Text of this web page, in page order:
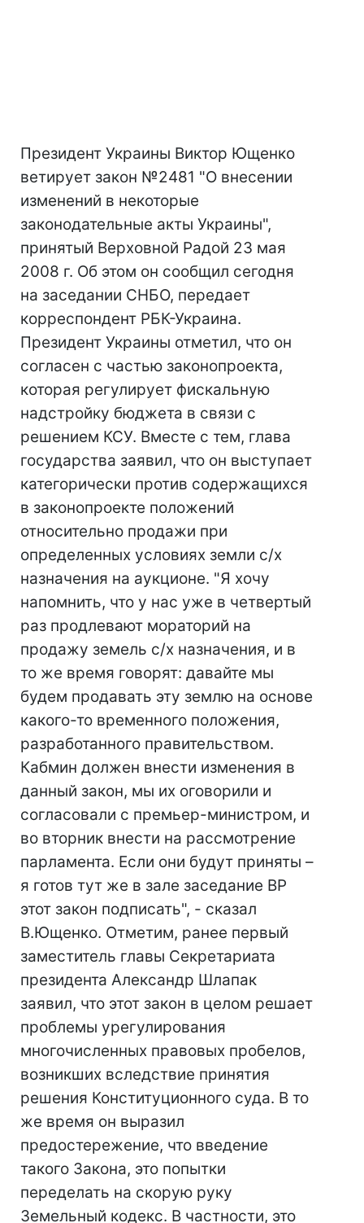
Президент Украины Виктор Ющенко
ветирует закон №2481 "О внесении
изменений в некоторые
законодательные акты Украины",
принятый Верховной Радой 23 мая
2008 г. Об этом он сообщил сегодня
на заседании СНБО, передает
корреспондент РБК-Украина.
Президент Украины отметил, что он
согласен с частью законопроекта,
которая регулирует фискальную
надстройку бюджета в связи с
решением КСУ. Вместе с тем, глава
государства заявил, что он выступает
категорически против содержащихся
в законопроекте положений
относительно продажи при
определенных условиях земли с/х
назначения на аукционе. "Я хочу
напомнить, что у нас уже в четвертый
раз продлевают мораторий на
продажу земель с/х назначения, и в
то же время говорят: давайте мы
будем продавать эту землю на основе
какого-то временного положения,
разработанного правительством.
Кабмин должен внести изменения в
данный закон, мы их оговорили и
согласовали с премьер-министром, и
во вторник внести на рассмотрение
парламента. Если они будут приняты –
я готов тут же в зале заседание ВР
этот закон подписать", - сказал
В.Ющенко. Отметим, ранее первый
заместитель главы Секретариата
президента Александр Шлапак
заявил, что этот закон в целом решает
проблемы урегулирования
многочисленных правовых пробелов,
возникших вследствие принятия
решения Конституционного суда. В то
же время он выразил
предостережение, что введение
такого Закона, это попытки
переделать на скорую руку
Земельный кодекс. В частности, это